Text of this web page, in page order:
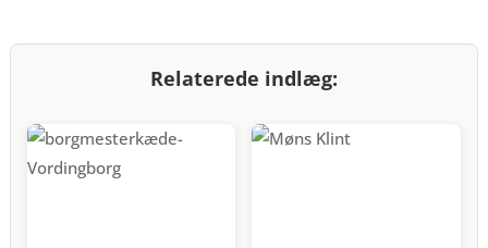
Relaterede indlæg: